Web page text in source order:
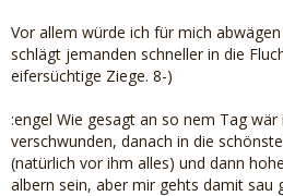
Vor allem würde ich für mich
schlägt jemanden schneller in die
eifersüchtige Ziege. 8-)
:engel Wie gesagt an so nem Tag
verschwunden, danach in die
(natürlich vor ihm alles) und dann
albern sein, aber mir gehts damit sau